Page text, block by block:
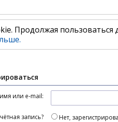
Продолжая
или e-mail:
запись?
Нет,